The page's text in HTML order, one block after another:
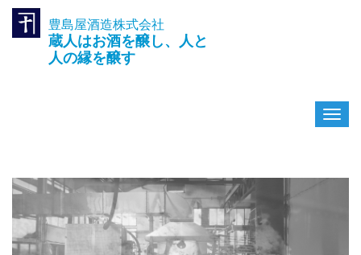
豊島屋酒造株式会社
蔵人はお酒を醸し、人と
人の縁を醸す
ナ